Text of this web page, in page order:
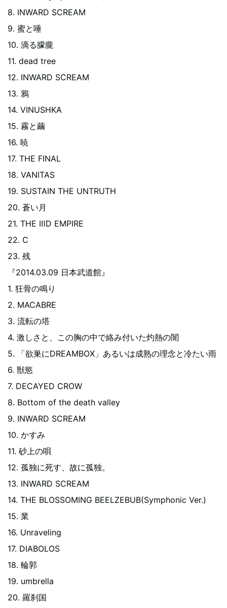
8. INWARD SCREAM
9. 蜜と唾
10. 滴る朦朧
11. dead tree
12. INWARD SCREAM
13. 鴉
14. VINUSHKA
15. 霧と繭
16. 暁
17. THE FINAL
18. VANITAS
19. SUSTAIN THE UNTRUTH
20. 蒼い月
21. THE ⅢD EMPIRE
22. C
23. 残
『2014.03.09 日本武道館』
1. 狂骨の鳴り
2. MACABRE
3. 流転の塔
4. 激しさと、この胸の中で絡み付いた灼熱の闇
5. 「欲巣にDREAMBOX」あるいは成熟の理念と冷たい雨
6. 獣慾
7. DECAYED CROW
8. Bottom of the death valley
9. INWARD SCREAM
10. かすみ
11. 砂上の唄
12. 孤独に死す、故に孤独。
13. INWARD SCREAM
14. THE BLOSSOMING BEELZEBUB(Symphonic Ver.)
15. 業
16. Unraveling
17. DIABOLOS
18. 輪郭
19. umbrella
20. 羅刹国